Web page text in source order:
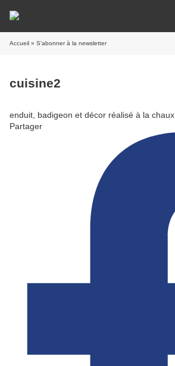
Accueil » S'abonner à la newsletter
cuisine2
enduit, badigeon et décor réalisé à la chaux
Partager